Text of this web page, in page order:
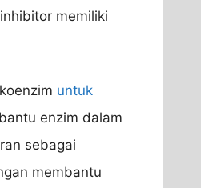
memiliki
untuk
enzim dalam
sebagai
membantu